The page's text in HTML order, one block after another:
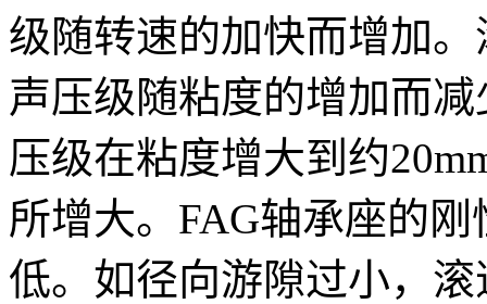
级随转速的加快而增加
声压级随粘度的增加而
压级在粘度增大到约
所增大。FAG轴承座的
低。如径向游隙过小，